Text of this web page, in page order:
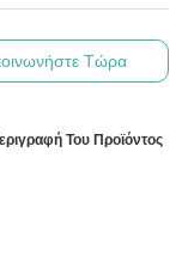
Τώρα
Του Προϊόντος